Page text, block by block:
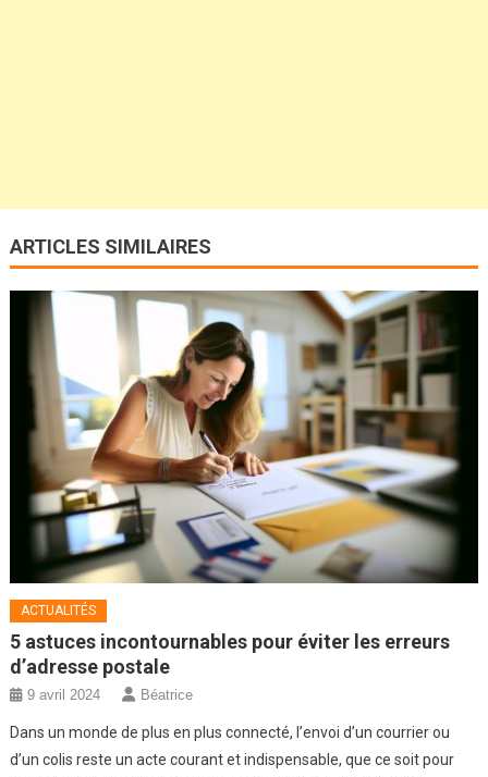
ARTICLES SIMILAIRES
ACTUALITÉS
5 astuces incontournables pour éviter les erreurs
d’adresse postale
9 avril 2024 Béatrice
Dans un monde de plus en plus connecté, l’envoi d’un courrier ou
d’un colis reste un acte courant et indispensable, que ce soit pour